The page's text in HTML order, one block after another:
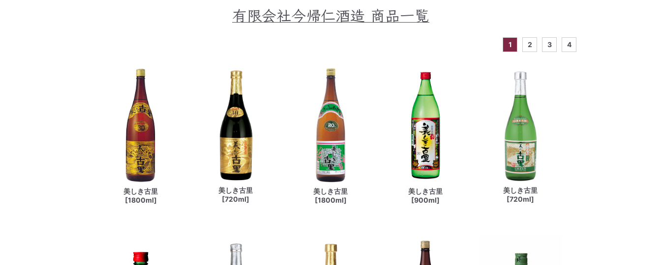
有限会社今帰仁酒造 商品一覧
1 2 3 4
美しき古里
[1800ml]
美しき古里
[720ml]
美しき古里
[1800ml]
美しき古里
[900ml]
美しき古里
[720ml]